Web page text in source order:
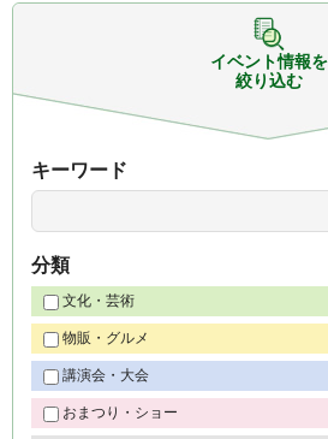
イベント情報を
絞り込む
キーワード
分類
文化・芸術
物販・グルメ
講演会・大会
おまつり・ショー